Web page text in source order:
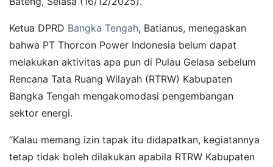
Ketua DPRD Bangka Tengah, Batianus, menegaskan
bahwa PT Thorcon Power Indonesia belum dapat
melakukan aktivitas apa pun di Pulau Gelasa sebelum
Rencana Tata Ruang Wilayah (RTRW) Kabupaten
Bangka Tengah mengakomodasi pengembangan
sektor energi.
“Kalau memang izin tapak itu didapatkan, kegiatannya
tetap tidak boleh dilakukan apabila RTRW Kabupaten